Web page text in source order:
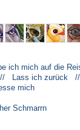
ich mich auf die
// Lass ich zurück
mich
Schmarrn